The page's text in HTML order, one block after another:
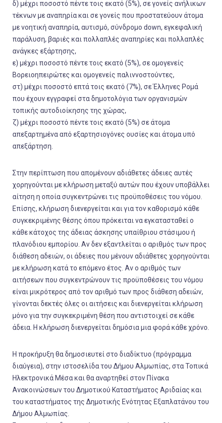
δ) μέχρι ποσοστό πέντε τοις εκατό (5%), σε γονείς ανήλικων
τέκνων με αναπηρία και σε γονείς που προστατεύουν άτομα
με νοητική αναπηρία, αυτισμό, σύνδρομο down, εγκεφαλική
παράλυση, βαριές και πολλαπλές αναπηρίες και πολλαπλές
ανάγκες εξάρτησης,
ε) μέχρι ποσοστό πέντε τοις εκατό (5%), σε ομογενείς
Βορειοηπειρώτες και ομογενείς παλιννοστούντες,
στ) μέχρι ποσοστό επτά τοις εκατό (7%), σε Έλληνες Ρομά
που έχουν εγγραφεί στα δημοτολόγια των οργανισμών
τοπικής αυτοδιοίκησης της χώρας,
ζ) μέχρι ποσοστό πέντε τοις εκατό (5%) σε άτομα
απεξαρτημένα από εξαρτησιογόνες ουσίες και άτομα υπό
απεξάρτηση.
Στην περίπτωση που απομένουν αδιάθετες άδειες αυτές
χορηγούνται με κλήρωση μεταξύ αυτών που έχουν υποβάλλει
αίτηση η οποία συγκεντρώνει τις προϋποθέσεις του νόμου.
Επίσης, κλήρωση διενεργείται και για τον καθορισμό κάθε
συγκεκριμένης θέσης όπου πρόκειται να εγκατασταθεί ο
κάθε κάτοχος της άδειας άσκησης υπαίθριου στάσιμου ή
πλανόδιου εμπορίου. Αν δεν εξαντλείται ο αριθμός των προς
διάθεση αδειών, οι άδειες που μένουν αδιάθετες χορηγούνται
με κλήρωση κατά το επόμενο έτος. Αν ο αριθμός των
αιτήσεων που συγκεντρώνουν τις προϋποθέσεις του νόμου
είναι μικρότερος από τον αριθμό των προς διάθεση αδειών,
γίνονται δεκτές όλες οι αιτήσεις και διενεργείται κλήρωση
μόνο για την συγκεκριμένη θέση που αντιστοιχεί σε κάθε
άδεια. Η κλήρωση διενεργείται δημόσια μια φορά κάθε χρόνο.
Η προκήρυξη θα δημοσιευτεί στο διαδίκτυο (πρόγραμμα
διαύγεια), στην ιστοσελίδα του Δήμου Αλμωπίας, στα Τοπικά
Ηλεκτρονικά Μέσα και θα αναρτηθεί στον Πίνακα
Ανακοινώσεων του Δημοτικού Καταστήματος Αριδαίας και
του καταστήματος της Δημοτικής Ενότητας Εξαπλατάνου του
Δήμου Αλμωπίας.